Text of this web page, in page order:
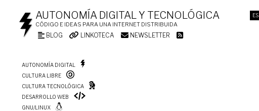
ES
AUTONOMÍA DIGITAL Y TECNOLÓGICA
CÓDIGO E IDEAS PARA UNA INTERNET DISTRIBUIDA
BLOG LINKOTECA NEWSLETTER
AUTONOMÍA DIGITAL
CULTURA LIBRE
CULTURA TECNOLÓGICA
DESARROLLO WEB
GNU/LINUX